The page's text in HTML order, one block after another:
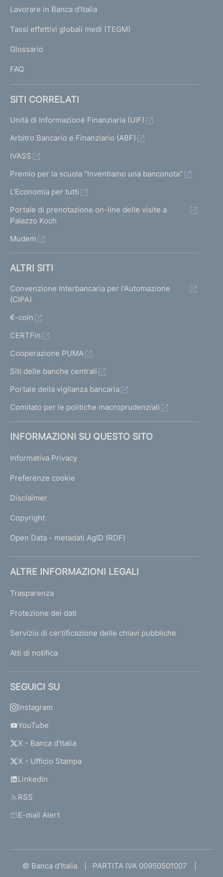
g
T
I
I
Lavorare in Banca d'Italia
Tassi effettivi globali medi (TEGM)
Glossario
FAQ
SITI CORRELATI
Unità di Informazione Finanziaria (UIF)
Arbitro Bancario e Finanziario (ABF)
IVASS
Premio per la scuola "Inventiamo una banconota"
L'Economia per tutti
Portale di prenotazione on-line delle visite a
Palazzo Koch
Mudem
ALTRI SITI
Convenzione Interbancaria per l'Automazione
(CIPA)
€-coin
CERTFin
Cooperazione PUMA
Siti delle banche centrali
Portale della vigilanza bancaria
Comitato per le politiche macroprudenziali
INFORMAZIONI SU QUESTO SITO
Informativa Privacy
Preferenze cookie
Disclaimer
Copyright
Open Data - metadati AgID (RDF)
ALTRE INFORMAZIONI LEGALI
Trasparenza
Protezione dei dati
Servizio di certificazione delle chiavi pubbliche
Atti di notifica
SEGUICI SU
Instagram
YouTube
X - Banca d’Italia
X - Ufficio Stampa
Linkedin
RSS
E-mail Alert
© Banca d'Italia PARTITA IVA 00950501007